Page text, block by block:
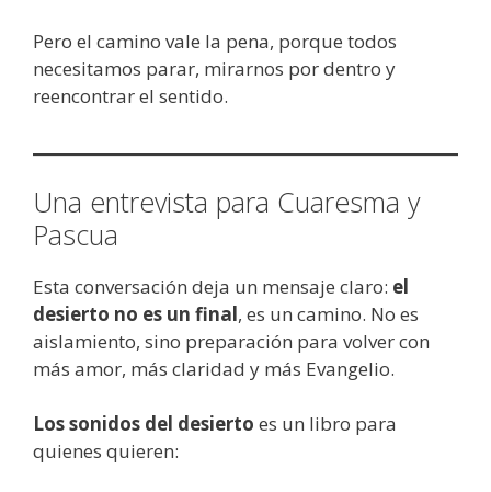
Pero el camino vale la pena, porque todos
necesitamos parar, mirarnos por dentro y
reencontrar el sentido.
Una entrevista para Cuaresma y
Pascua
Esta conversación deja un mensaje claro: el
desierto no es un final, es un camino. No es
aislamiento, sino preparación para volver con
más amor, más claridad y más Evangelio.
Los sonidos del desierto es un libro para
quienes quieren: